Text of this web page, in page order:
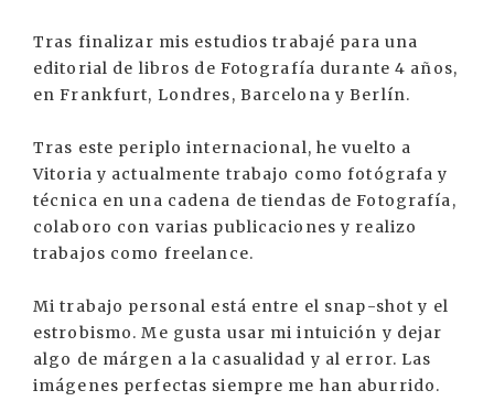
Tras finalizar mis estudios trabajé para una
editorial de libros de Fotografía durante 4 años,
en Frankfurt, Londres, Barcelona y Berlín.
Tras este periplo internacional, he vuelto a
Vitoria y actualmente trabajo como fotógrafa y
técnica en una cadena de tiendas de Fotografía,
colaboro con varias publicaciones y realizo
trabajos como freelance.
Mi trabajo personal está entre el snap-shot y el
estrobismo. Me gusta usar mi intuición y dejar
algo de márgen a la casualidad y al error. Las
imágenes perfectas siempre me han aburrido.